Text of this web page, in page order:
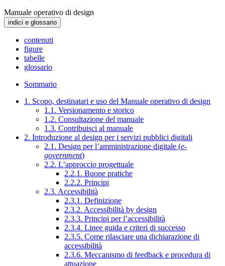
Manuale operativo di design
indici e glossario
contenuti
figure
tabelle
glossario
Sommario
1. Scopo, destinatari e uso del Manuale operativo di design
1.1. Versionamento e storico
1.2. Consultazione del manuale
1.3. Contribuisci al manuale
2. Introduzione al design per i servizi pubblici digitali
2.1. Design per l’amministrazione digitale (e-
government)
2.2. L’approccio progettuale
2.2.1. Buone pratiche
2.2.2. Principi
2.3. Accessibilità
2.3.1. Definizione
2.3.2. Accessibilità by design
2.3.3. Principi per l’accessibilità
2.3.4. Linee guida e criteri di successo
2.3.5. Come rilasciare una dichiarazione di
accessibilità
2.3.6. Meccanismo di feedback e procedura di
attuazione